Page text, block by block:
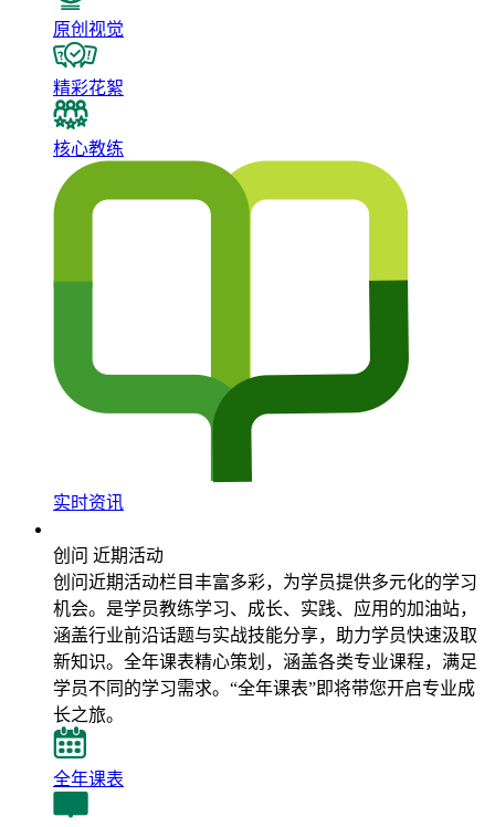
原创视觉
精彩花絮
核心教练
实时资讯
创问 近期活动
创问近期活动栏目丰富多彩，为学员提供多元化的学习
机会。是学员教练学习、成长、实践、应用的加油站，
涵盖行业前沿话题与实战技能分享，助力学员快速汲取
新知识。全年课表精心策划，涵盖各类专业课程，满足
学员不同的学习需求。“全年课表”即将带您开启专业成
长之旅。
全年课表